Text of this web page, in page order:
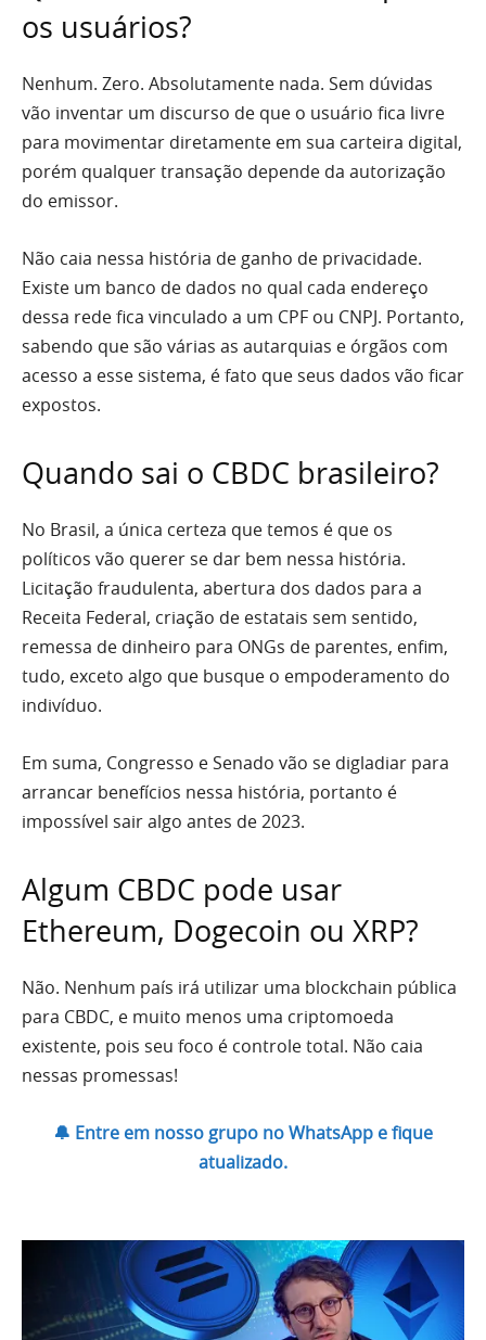
os usuários?
Nenhum. Zero. Absolutamente nada. Sem dúvidas
vão inventar um discurso de que o usuário fica livre
para movimentar diretamente em sua carteira digital,
porém qualquer transação depende da autorização
do emissor.
Não caia nessa história de ganho de privacidade.
Existe um banco de dados no qual cada endereço
dessa rede fica vinculado a um CPF ou CNPJ. Portanto,
sabendo que são várias as autarquias e órgãos com
acesso a esse sistema, é fato que seus dados vão ficar
expostos.
Quando sai o CBDC brasileiro?
No Brasil, a única certeza que temos é que os
políticos vão querer se dar bem nessa história.
Licitação fraudulenta, abertura dos dados para a
Receita Federal, criação de estatais sem sentido,
remessa de dinheiro para ONGs de parentes, enfim,
tudo, exceto algo que busque o empoderamento do
indivíduo.
Em suma, Congresso e Senado vão se digladiar para
arrancar benefícios nessa história, portanto é
impossível sair algo antes de 2023.
Algum CBDC pode usar
Ethereum, Dogecoin ou XRP?
Não. Nenhum país irá utilizar uma blockchain pública
para CBDC, e muito menos uma criptomoeda
existente, pois seu foco é controle total. Não caia
nessas promessas!
🔔 Entre em nosso grupo no WhatsApp e fique
atualizado.